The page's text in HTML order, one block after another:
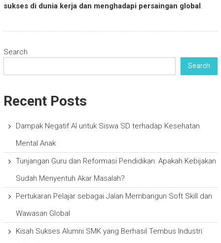
sukses di dunia kerja dan menghadapi persaingan global.
Search
Search
Recent Posts
Dampak Negatif AI untuk Siswa SD terhadap Kesehatan
Mental Anak
Tunjangan Guru dan Reformasi Pendidikan: Apakah Kebijakan
Sudah Menyentuh Akar Masalah?
Pertukaran Pelajar sebagai Jalan Membangun Soft Skill dan
Wawasan Global
Kisah Sukses Alumni SMK yang Berhasil Tembus Industri